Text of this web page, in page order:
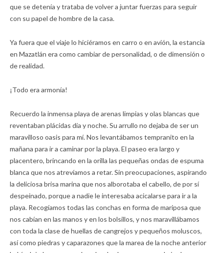
que se detenía y trataba de volver a juntar fuerzas para seguir
con su papel de hombre de la casa.
Ya fuera que el viaje lo hiciéramos en carro o en avión, la estancia
en Mazatlán era como cambiar de personalidad, o de dimensión o
de realidad.
¡Todo era armonía!
Recuerdo la inmensa playa de arenas limpias y olas blancas que
reventaban plácidas día y noche. Su arrullo no dejaba de ser un
maravilloso oasis para mí. Nos levantábamos tempranito en la
mañana para ir a caminar por la playa. El paseo era largo y
placentero, brincando en la orilla las pequeñas ondas de espuma
blanca que nos atrevíamos a retar. Sin preocupaciones, aspirando
la deliciosa brisa marina que nos alborotaba el cabello, de por sí
despeinado, porque a nadie le interesaba acicalarse para ir a la
playa. Recogíamos todas las conchas en forma de mariposa que
nos cabían en las manos y en los bolsillos, y nos maravillábamos
con toda la clase de huellas de cangrejos y pequeños moluscos,
así como piedras y caparazones que la marea de la noche anterior